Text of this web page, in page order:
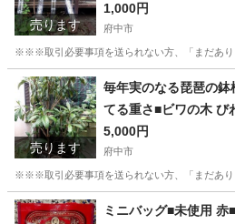
売ります
1,000円
府中市
※※※取引必要事項を送られない方、「まだあ
東京 府中市 家庭用品 琵琶
売ります
毎年実のなる琵琶の
てる重さ■ビワの木 び
5,000円
府中市
※※※取引必要事項を送られない方、「まだあ
東京 府中市 家庭用品 琵琶
ミニバッグ■未使用